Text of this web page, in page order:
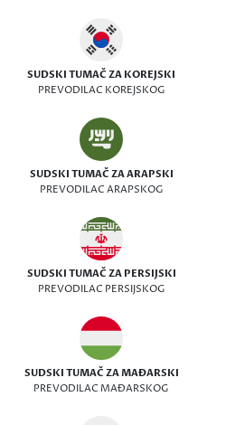
SUDSKI TUMAČ ZA KOREJSKI
PREVODILAC KOREJSKOG
SUDSKI TUMAČ ZA ARAPSKI
PREVODILAC ARAPSKOG
SUDSKI TUMAČ ZA PERSIJSKI
PREVODILAC PERSIJSKOG
SUDSKI TUMAČ ZA MAĐARSKI
PREVODILAC MAĐARSKOG